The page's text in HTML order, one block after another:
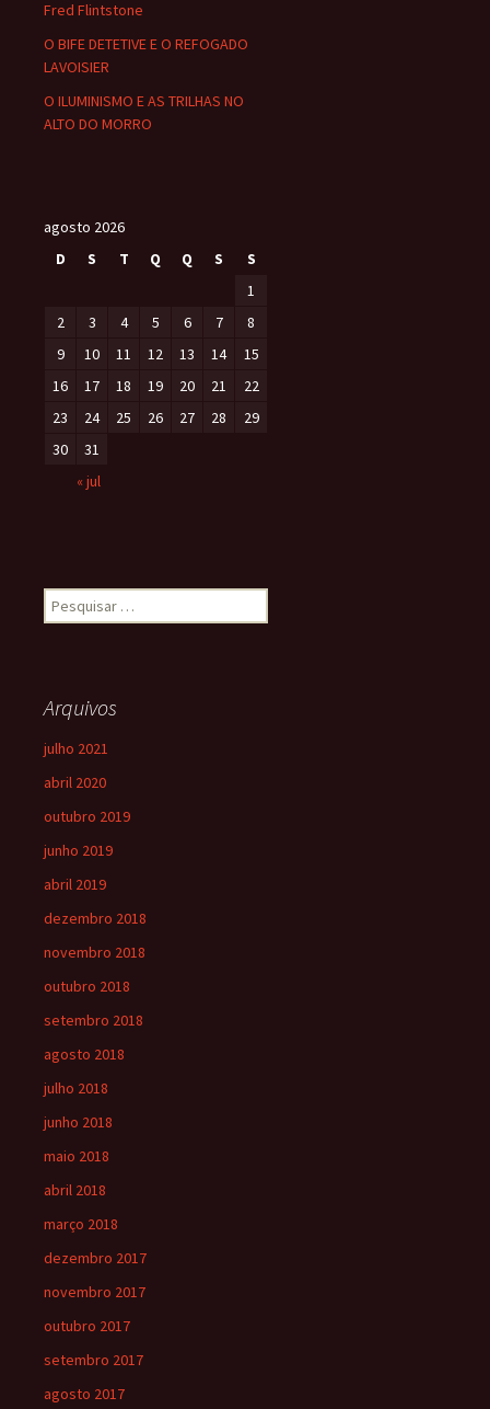
Fred Flintstone
O BIFE DETETIVE E O REFOGADO
LAVOISIER
O ILUMINISMO E AS TRILHAS NO
ALTO DO MORRO
agosto 2026
D
S T Q Q S
S
1
2
3 4 5 6 7
8
9
10 11 12 13 14
15
16
17 18 19 20 21
22
23
24 25 26 27 28
29
30
31
« jul
Arquivos
julho 2021
abril 2020
outubro 2019
junho 2019
abril 2019
dezembro 2018
novembro 2018
outubro 2018
setembro 2018
agosto 2018
julho 2018
junho 2018
maio 2018
abril 2018
março 2018
dezembro 2017
novembro 2017
outubro 2017
setembro 2017
agosto 2017